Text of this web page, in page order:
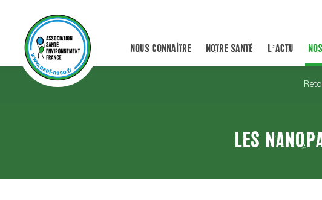
NOUS CONNAÎTRE NOTRE SANTÉ L’ACTU
LES